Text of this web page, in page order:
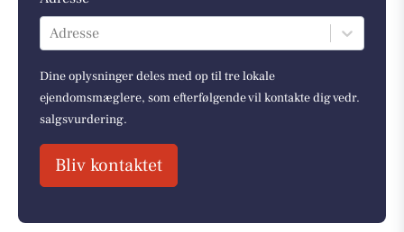
Adresse
Dine oplysninger deles med op til tre lokale
ejendomsmæglere, som efterfølgende vil kontakte dig vedr.
salgsvurdering.
Bliv kontaktet